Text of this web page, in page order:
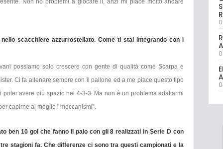
Non ho problemi a giocare lì, anzi mi piace molto andare
scacchiere azzurrostellato. Come ti stai integrando con i
possiamo solo crescere con gente di qualità come Scarpa e
Ci fa allenare sempre con il pallone ed a me piace questo tipo
avere più spazio nel 4-3-3. Ma non è un problema adattarmi
capirne al meglio i meccanismi”.
ben 10 gol che fanno il paio con gli 8 realizzati in Serie D con
stagioni fa. Che differenze ci sono tra questi campionati e la